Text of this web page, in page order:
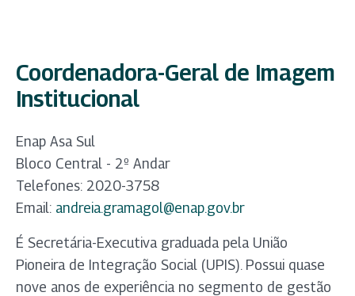
Coordenadora-Geral de Imagem
Institucional
Enap Asa Sul
Bloco Central - 2º Andar
Telefones: 2020-3758
Email: andreia.gramagol@enap.gov.br
É Secretária-Executiva graduada pela União
Pioneira de Integração Social (UPIS). Possui quase
nove anos de experiência no segmento de gestão